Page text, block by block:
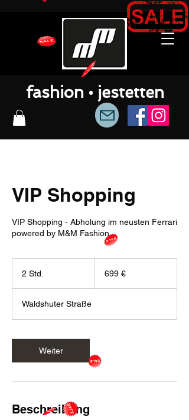
fashion • jestetten
VIP Shopping
VIP Shopping - Abholung im neusten Ferrari
powered by M&M Fashion
2 Std.
d
.
699 €
Waldshuter Straße
Weiter
Beschreibung